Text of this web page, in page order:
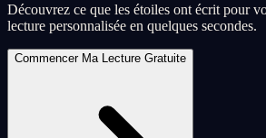
Découvrez ce que les étoiles ont écrit pour
lecture personnalisée en quelques secondes.
Commencer Ma Lecture Gratuite